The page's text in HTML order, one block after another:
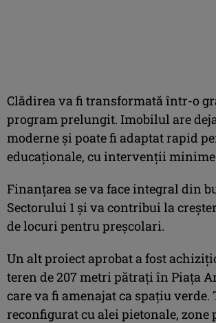
Clădirea va fi transformată într-o
program prelungit. Imobilul are
moderne şi poate fi adaptat rapid
educaţionale, cu intervenţii
Finanţarea se va face integral din
Sectorului 1 şi va contribui la
de locuri pentru preşcolari.
Un alt proiect aprobat a fost
teren de 207 metri pătraţi în Piaţa
care va fi amenajat ca spaţiu verde.
reconfigurat cu alei pietonale, zone